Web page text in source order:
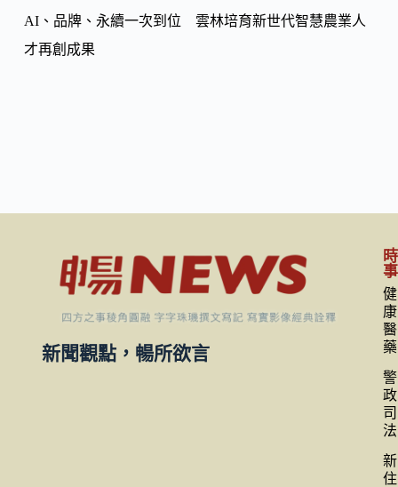
AI、品牌、永續一次到位 雲林培育新世代智慧農業人
才再創成果
新聞觀點，暢所欲言
時
事
健
康
醫
藥
警
政
司
法
新
住